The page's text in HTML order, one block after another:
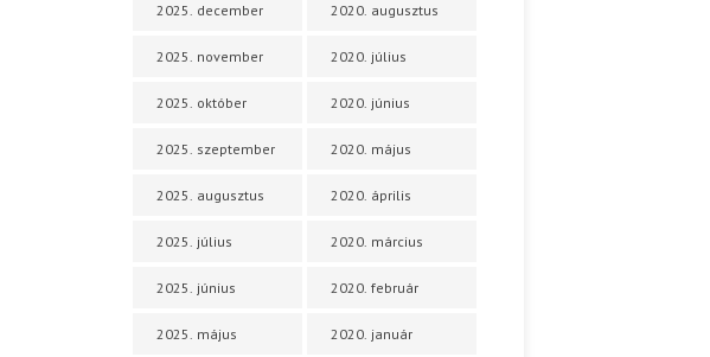
2025. december
2025. november
2025. október
2025. szeptember
2025. augusztus
2025. július
2025. június
2025. május
2020. augusztus
2020. július
2020. június
2020. május
2020. április
2020. március
2020. február
2020. január